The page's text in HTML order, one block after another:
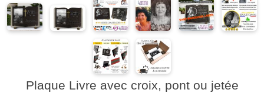
Plaque Livre avec croix, pont ou jetée